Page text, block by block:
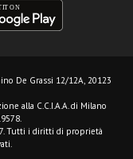
De Grassi 12/12A, 20123
alla C.C.I.A.A. di Milano
Tutti i diritti di proprietà